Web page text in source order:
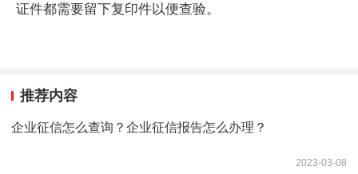
证件都需要留下复印件以便查验。
推荐内容
企业征信怎么查询？企业征信报告怎么办理？
2023-03-08